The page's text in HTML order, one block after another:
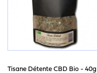
Tisane Détente CBD Bio - 40g